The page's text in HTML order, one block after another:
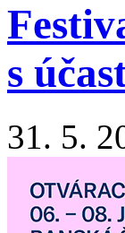
s
31. 5.